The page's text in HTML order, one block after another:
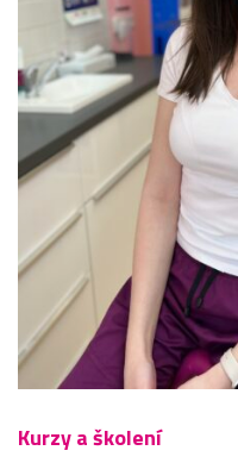
Kurzy a školení